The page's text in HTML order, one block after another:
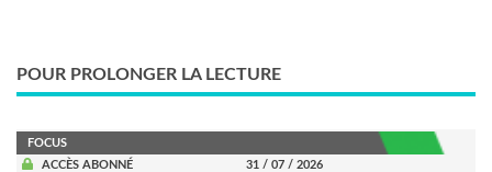
POUR PROLONGER LA LECTURE
FOCUS
ACCÈS ABONNÉ
31 / 07 / 2026